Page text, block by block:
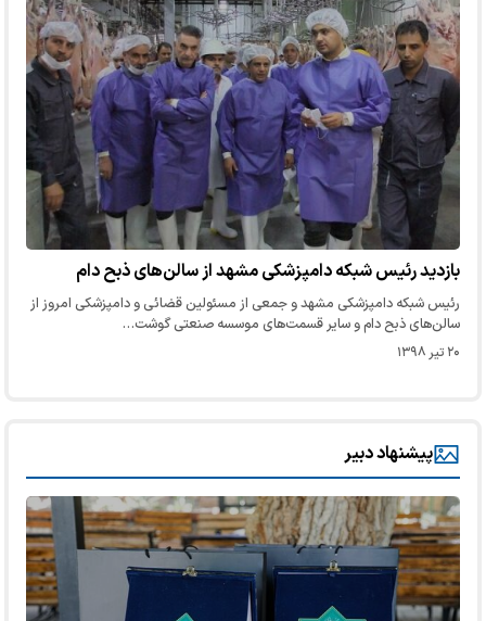
بازدید رئیس شبکه دامپزشکی مشهد از سالن‌های ذبح دام
رئیس شبکه دامپزشکی مشهد و جمعی از مسئولین قضائی و دامپزشکی امروز از
سالن‌های ذبح دام و سایر قسمت‌های موسسه صنعتی گوشت…
۲۰ تیر ۱۳۹۸
پیشنهاد دبیر